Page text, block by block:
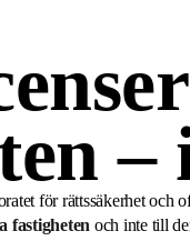
–
för rättssäkerhet
fastigheten och inte till